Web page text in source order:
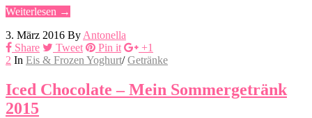
Weiterlesen →
3. März 2016 By Antonella
Share
Tweet Pin it
+1
2 In Eis & Frozen Yoghurt/ Getränke
Iced Chocolate – Mein Sommergetränk
2015